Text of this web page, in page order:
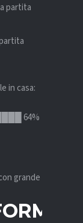
partita
in casa:
64%
grande